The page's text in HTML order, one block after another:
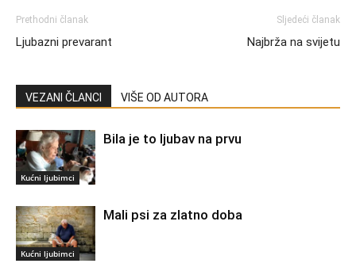
Prethodni članak
Ljubazni prevarant
Sljedeći članak
Najbrža na svijetu
VEZANI ČLANCI VIŠE OD AUTORA
Kućni ljubimci
Bila je to ljubav na prvu
Kućni ljubimci
Mali psi za zlatno doba